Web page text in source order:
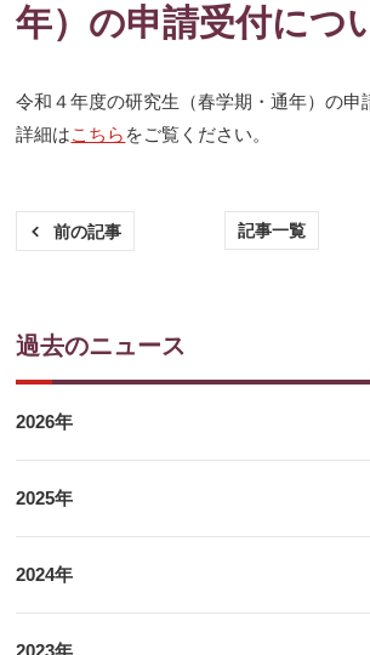
年）の申請受付につ
令和４年度の研究生（春学期・通年）の申
詳細はこちら をご覧ください。
前の記事 記事一覧
過去のニュース
2026年
2025年
2024年
2023年